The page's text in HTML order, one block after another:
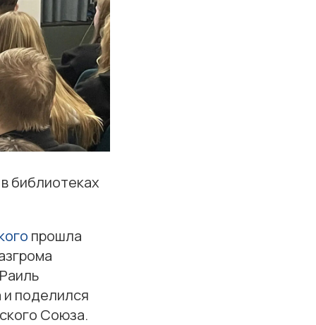
библиотеках
прошла
и поделился
Союза.